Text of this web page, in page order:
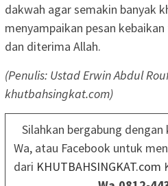
dakwah agar semakin banyak
menyampaikan pesan
dan diterima Allah.
(Penulis: Ustad Erwin Abdul
khutbahsingkat.com)
Silahkan bergabung
Wa, atau Facebook untuk
dari KHUTBAHSINGKAT.com